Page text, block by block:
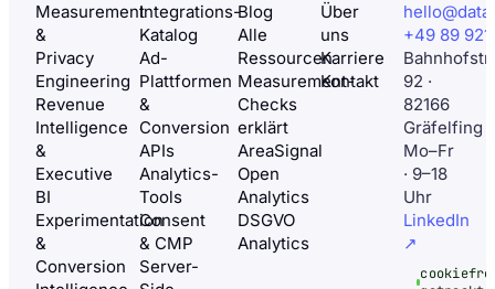
Measurement
&
Privacy
Engineering
Revenue
Intelligence
&
Executive
BI
Experimentation
&
Conversion
Integrations-
Katalog
Ad-
Plattformen
&
Conversion
APIs
Analytics-
Tools
Consent
& CMP
Server-
Blog
Alle
Ressourcen
Measurement-
Checks
erklärt
AreaSignal
Open
Analytics
DSGVO
Analytics
Über
uns
Karriere
Kontakt
+49 89
92 ·
82166
Gräfelfing
Mo–Fr
· 9–18
Uhr
LinkedIn
↗